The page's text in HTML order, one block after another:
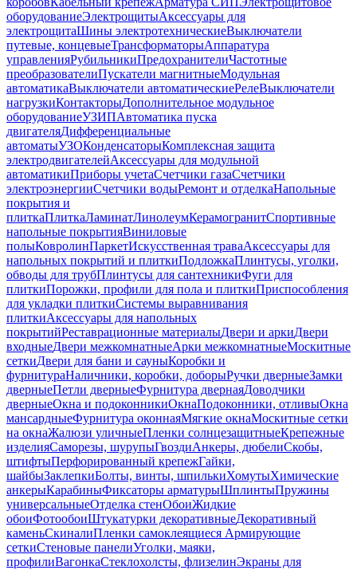
оборудованиеЭлектрощитыАксессуары для
электрощитаШины электротехническиеВыключатели
путевые, концевыеТрансформаторыАппаратура
управленияРубильникиПредохранителиЧастотные
преобразователиПускатели магнитныеМодульная
автоматикаВыключатели автоматическиеРелеВыключатели
нагрузкиКонтакторыДополнительное модульное
оборудованиеУЗИПАвтоматика пуска
двигателяДифференциальные
автоматыУЗОКонденсаторыКомплексная защита
электродвигателейАксессуары для модульной
автоматикиПриборы учетаСчетчики газаСчетчики
электроэнергииСчетчики водыРемонт и отделкаНапольные
покрытия и
плиткаПлиткаЛаминатЛинолеумКерамогранитСпортивные
напольные покрытияВиниловые
полыКовролинПаркетИскусственная траваАксессуары для
напольных покрытий и плиткиПодложкаПлинтусы, уголки,
обводы для трубПлинтусы для сантехникиФуги для
плиткиПорожки, профили для пола и плиткиПриспособления
для укладки плиткиСистемы выравнивания
плиткиАксессуары для напольных
покрытийРеставрационные материалыДвери и аркиДвери
входныеДвери межкомнатныеАрки межкомнатныеМоскитные
сеткиДвери для бани и сауныКоробки и
фурнитураНаличники, коробки, доборыРучки дверныеЗамки
дверныеПетли дверныеФурнитура двернаяДоводчики
дверныеОкна и подоконникиОкнаПодоконники, отливыОкна
мансардныеФурнитура оконнаяМягкие окнаМоскитные сетки
на окнаЖалюзи уличныеПленки солнцезащитныеКрепежные
изделияСаморезы, шурупыГвоздиАнкеры, дюбелиСкобы,
штифтыПерфорированный крепежГайки,
шайбыЗаклепкиБолты, винты, шпилькиХомутыХимические
анкерыКарабиныФиксаторы арматурыШплинтыПружины
универсальныеОтделка стенОбоиЖидкие
обоиФотообоиШтукатурки декоративныеДекоративный
каменьСкиналиПленки самоклеящиеся Армирующие
сеткиСтеновые панелиУголки, маяки,
профилиВагонкаСтеклохолсты, флизелинЭкраны для